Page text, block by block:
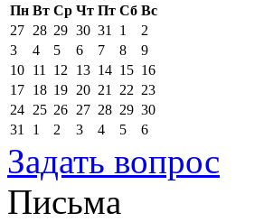
Пн Вт Ср Чт Пт Сб Вс
27 28 29 30 31 1
2
3
4 5 6 7 8
9
10 11 12 13 14 15 16
17 18 19 20 21 22 23
24 25 26 27 28 29 30
31
1 2 3 4 5 6
Задать вопрос
Письма